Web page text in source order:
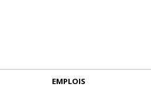
EMPLOIS